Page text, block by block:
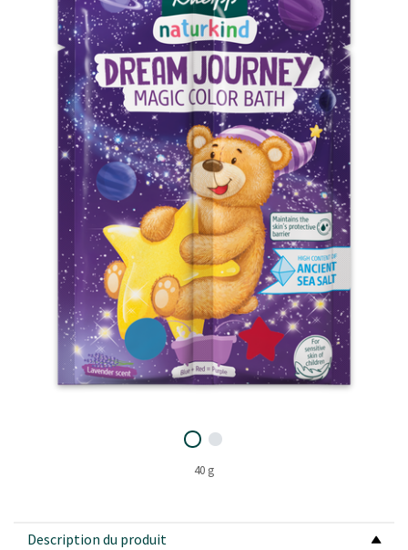
40 g
Description du produit